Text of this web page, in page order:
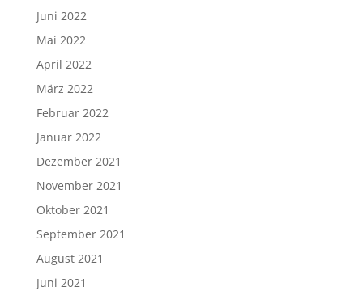
Juni 2022
Mai 2022
April 2022
März 2022
Februar 2022
Januar 2022
Dezember 2021
November 2021
Oktober 2021
September 2021
August 2021
Juni 2021